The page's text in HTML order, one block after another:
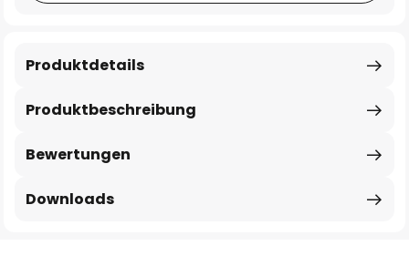
Produktbeschreibung
Produktdetails
Bewertungen
Downloads